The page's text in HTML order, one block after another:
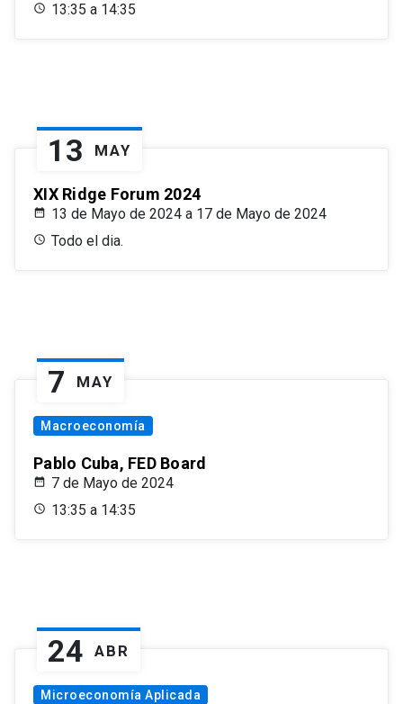
13:35 a 14:35
13 MAY
XIX Ridge Forum 2024
13 de Mayo de 2024 a 17 de Mayo de 2024
Todo el dia.
7 MAY
Macroeconomía
Pablo Cuba, FED Board
7 de Mayo de 2024
13:35 a 14:35
24 ABR
Microeconomía Aplicada